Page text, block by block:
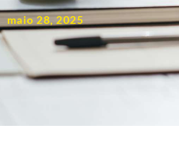
maio 28, 2025